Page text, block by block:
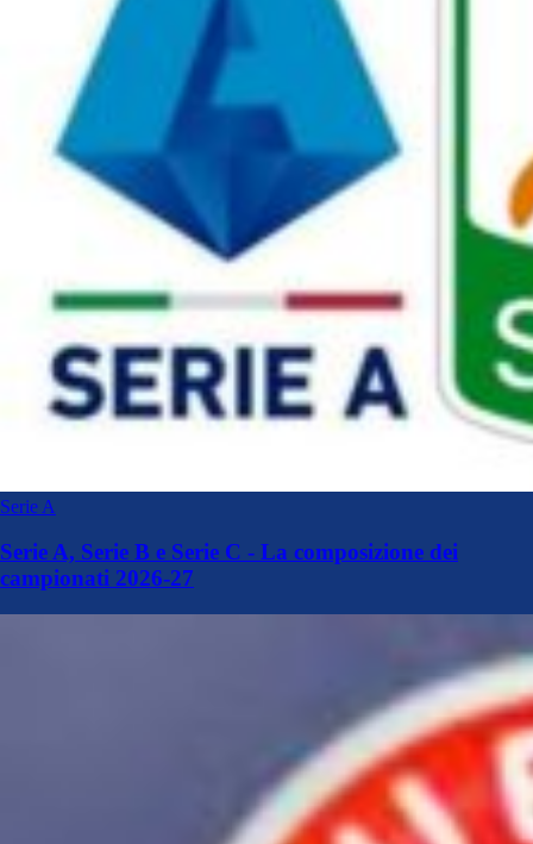
Serie A
Serie A, Serie B e Serie C - La composizione dei
campionati 2026-27